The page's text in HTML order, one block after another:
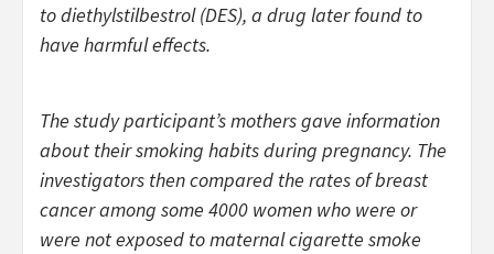
to diethylstilbestrol (DES), a drug later found to
have harmful effects.
The study participant’s mothers gave information
about their smoking habits during pregnancy. The
investigators then compared the rates of breast
cancer among some 4000 women who were or
were not exposed to maternal cigarette smoke